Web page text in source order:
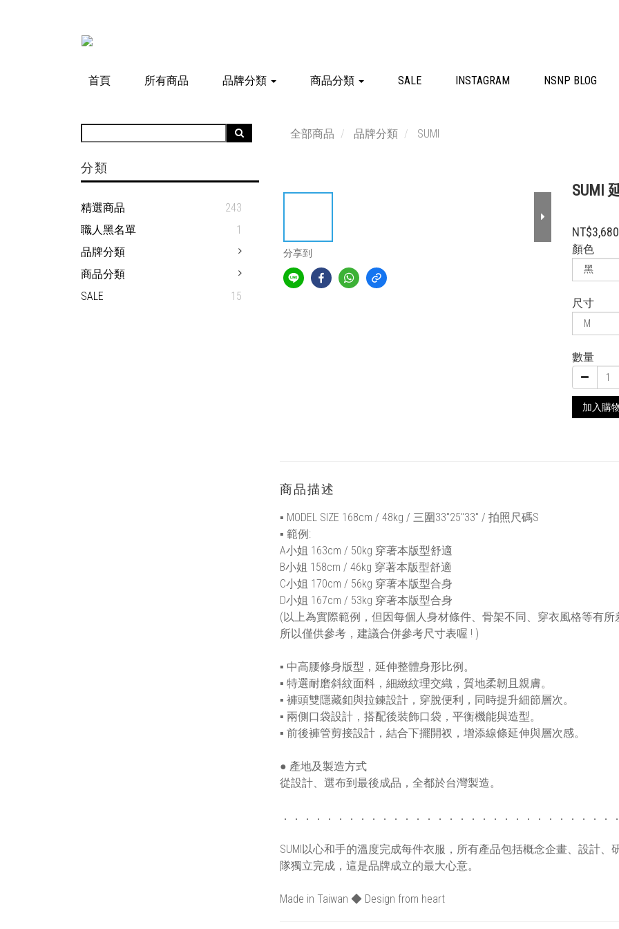
首頁 所有商品 品牌分類 商品分類 SALE INSTAGRAM NSNP BLOG
分類
精選商品
243
職人黑名單
1
品牌分類
商品分類
SALE
15
全部商品 品牌分類 SUMI
分享到
SUMI
NT$3,680
顏色
尺寸
數量
加入購
商品描述
▪ MODEL SIZE 168cm / 48kg / 三圍33"25"33" / 拍照尺碼S
▪ 範例:
A小姐 163cm / 50kg 穿著本版型舒適
B小姐 158cm / 46kg 穿著本版型舒適
C小姐 170cm / 56kg 穿著本版型合身
D小姐 167cm / 53kg 穿著本版型合身
(以上為實際範例，但因每個人身材條件、骨架不同、穿衣風格等有所
所以僅供參考，建議合併參考尺寸表喔 ! )
▪ 中高腰修身版型，延伸整體身形比例。
▪ 特選耐磨斜紋面料，細緻紋理交織，質地柔韌且親膚。
▪ 褲頭雙隱藏釦與拉鍊設計，穿脫便利，同時提升細節層次。
▪ 兩側口袋設計，搭配後裝飾口袋，平衡機能與造型。
▪ 前後褲管剪接設計，結合下擺開衩，增添線條延伸與層次感。
● 產地及製造方式
從設計、選布到最後成品，全都於台灣製造。
．．．．．．．．．．．．．．．．．．．．．．．．．．．．．．
SUMI以心和手的溫度完成每件衣服，所有產品包括概念企畫、設計
隊獨立完成，這是品牌成立的最大心意。
Made in Taiwan ◆ Design from heart